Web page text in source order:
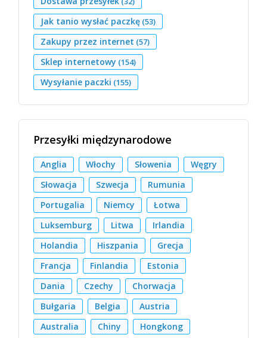
Jak tanio wysłać paczkę (53)
Zakupy przez internet (57)
Sklep internetowy (154)
Wysyłanie paczki (155)
Przesyłki międzynarodowe
Anglia Włochy Słowenia
Węgry
Słowacja
Szwecja
Rumunia
Portugalia
Niemcy
Łotwa
Luksemburg
Litwa
Irlandia
Holandia
Hiszpania
Grecja
Francja
Finlandia
Estonia
Dania
Czechy
Chorwacja
Bułgaria
Belgia
Austria
Australia
Chiny
Hongkong